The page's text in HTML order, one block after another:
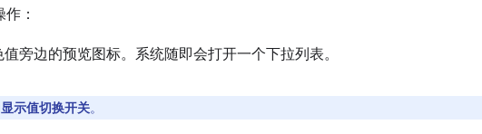
：
值旁边的预览图标。系统随即会打开一个下拉列表。
显示值切换开关。